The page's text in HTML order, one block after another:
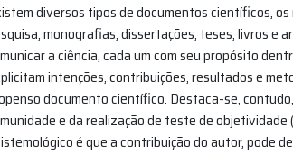
diversos tipos de documentos científicos,
monografias, dissertações, teses, livros e
a ciência, cada um com seu propósito
intenções, contribuições, resultados e
documento científico. Destaca-se,
e da realização de teste de objetividade
é que a contribuição do autor, pode